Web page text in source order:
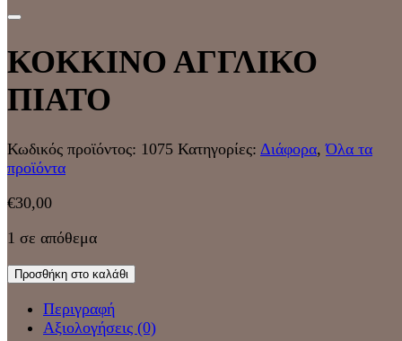
ΚΟΚΚΙΝΟ ΑΓΓΛΙΚΟ
ΠΙΑΤΟ
Κωδικός προϊόντος: 1075 Κατηγορίες: Διάφορα,Όλα τα
προϊόντα
€30,00
1 σε απόθεμα
Προσθήκη στο καλάθι
Περιγραφή
Αξιολογήσεις (0)